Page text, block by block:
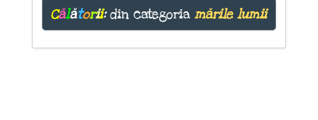
Călătorii:din categoriamările lumii